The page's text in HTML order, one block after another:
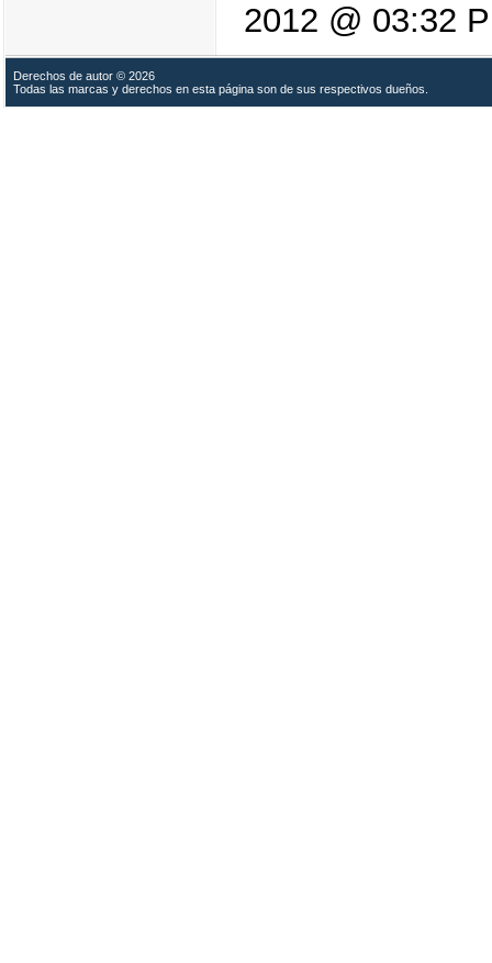
2012 @ 03:32
Derechos de autor © 2026
Todas las marcas y derechos en esta página son de sus respectivos dueños.